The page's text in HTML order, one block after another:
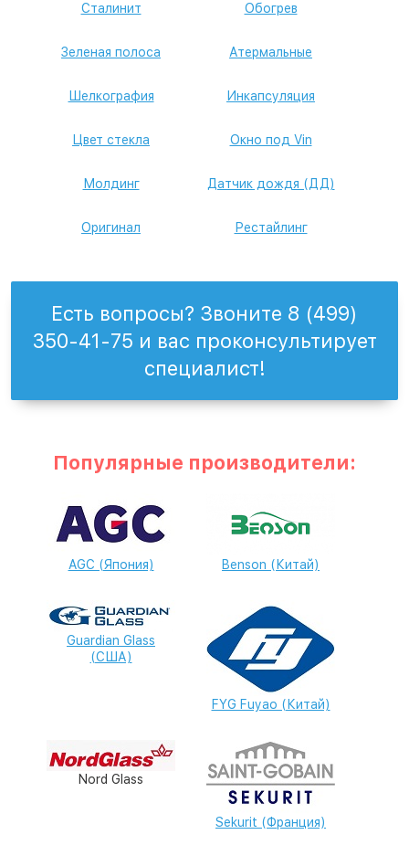
Сталинит Обогрев
Зеленая полоса Атермальные
Шелкография Инкапсуляция
Цвет стекла Окно под Vin
Молдинг Датчик дождя (ДД)
Оригинал Рестайлинг
Есть вопросы? Звоните 8 (499)
350-41-75 и вас проконсультирует
специалист!
Популярные производители:
AGC (Япония) Benson (Китай)
Guardian Glass
(США)
FYG Fuyao (Китай)
Nord Glass
Sekurit (Франция)